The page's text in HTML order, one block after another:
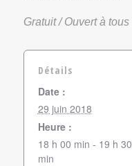
Gratuit /Ouvert à tous
Détails
Date :
29 juin 2018
Heure :
18 h 00 min - 19 h 30
min